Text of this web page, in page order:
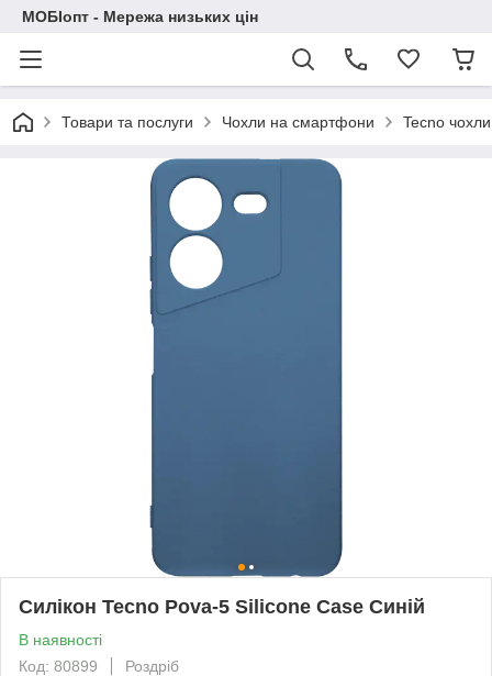
МОБІопт - Мережа низьких цін
Товари та послуги Чохли на смартфони Tecno чохли
Силікон Tecno Pova-5 Silicone Case Синій
В наявності
Код: 80899
Роздріб